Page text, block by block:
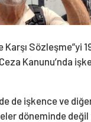
Sözleşme”yi
Kanunu’nda
de işkence ve
döneminde